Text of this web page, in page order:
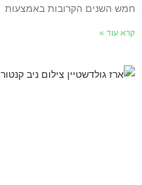
חמש השנים הקרובות באמצעות
קרא עוד »